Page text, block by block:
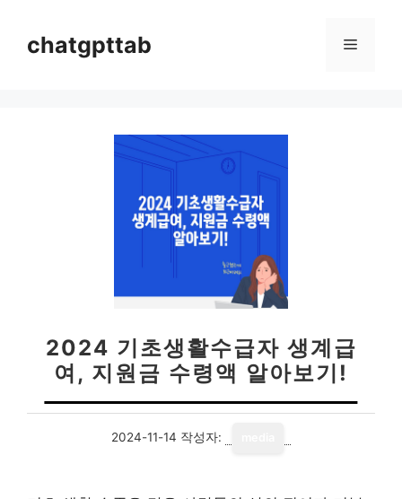
chatgpttab 메
2024 기초생활수급자 생계급
여, 지원금 수령액 알아보기!
2024-11-14 작성자: